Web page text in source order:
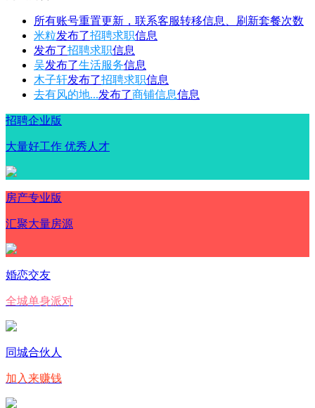
所有账号重置更新，联系客服转移信息、刷新套餐次数
米粒发布了招聘求职信息
发布了招聘求职信息
吴发布了生活服务信息
木子轩发布了招聘求职信息
去有风的地...发布了商铺信息信息
招聘企业版
大量好工作 优秀人才
房产专业版
汇聚大量房源
婚恋交友
全城单身派对
同城合伙人
加入来赚钱